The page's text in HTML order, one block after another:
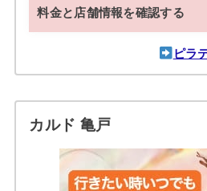
料金と店舗情報を確認する
ピラ
カルド 亀戸